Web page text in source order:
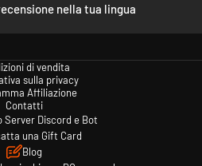
nell’esplorazione delle profondità
sistema di scatti e attacchi -
sopravvivere ad ambienti insidiosi e
nella tua lingua
di vendita
sulla privacy
Affiliazione
Contatti
Server Discord e Bot
una Gift Card
Blog